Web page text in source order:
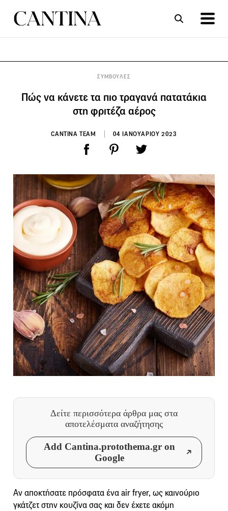
ΣΥΜΒΟΥΛΕΣ
Πώς να κάνετε τα πιο τραγανά πατατάκια
στη φριτέζα αέρος
CANTINA TEAM 04 ΙΑΝΟΥΑΡΙΟΥ 2023
Δείτε περισσότερα άρθρα μας στα
αποτελέσματα αναζήτησης
Add Cantina.protothema.gr on
Google
Αν αποκτήσατε πρόσφατα ένα air fryer, ως καινούριο
γκάτζετ στην κουζίνα σας και δεν έχετε ακόμη